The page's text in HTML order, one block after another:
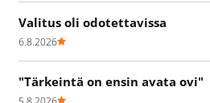
Valitus oli odotettavissa
6.8.2026
"Tärkeintä on ensin avata ovi"